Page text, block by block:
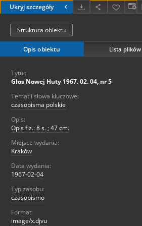
Ukryj szczegóły
Struktura obiektu
Opis obiektu Lista plików
Tytuł:
Głos Nowej Huty 1967. 02. 04, nr 5
Temat i słowa kluczowe:
czasopisma polskie
Opis:
Opis fiz.: 8 s. ; 47 cm.
Miejsce wydania:
Kraków
Data wydania:
1967-02-04
Typ zasobu:
czasopismo
Format:
image/x.djvu